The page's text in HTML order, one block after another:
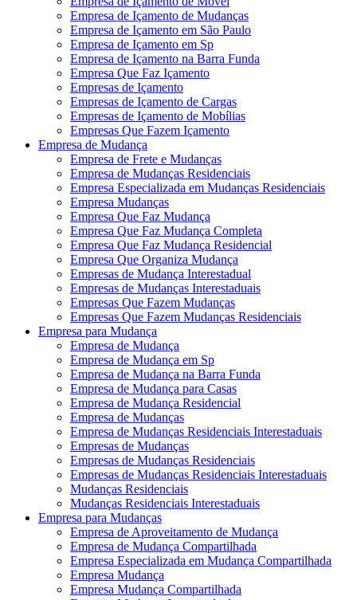
Empresa de Içamento de Mudanças
Empresa de Içamento em São Paulo
Empresa de Içamento em Sp
Empresa de Içamento na Barra Funda
Empresa Que Faz Içamento
Empresas de Içamento
Empresas de Içamento de Cargas
Empresas de Içamento de Mobílias
Empresas Que Fazem Içamento
Empresa de Mudança
Empresa de Frete e Mudanças
Empresa de Mudanças Residenciais
Empresa Especializada em Mudanças Residenciais
Empresa Mudanças
Empresa Que Faz Mudança
Empresa Que Faz Mudança Completa
Empresa Que Faz Mudança Residencial
Empresa Que Organiza Mudança
Empresas de Mudança Interestadual
Empresas de Mudanças Interestaduais
Empresas Que Fazem Mudanças
Empresas Que Fazem Mudanças Residenciais
Empresa para Mudança
Empresa de Mudança
Empresa de Mudança em Sp
Empresa de Mudança na Barra Funda
Empresa de Mudança para Casas
Empresa de Mudança Residencial
Empresa de Mudanças
Empresa de Mudanças Residenciais Interestaduais
Empresas de Mudanças
Empresas de Mudanças Residenciais
Empresas de Mudanças Residenciais Interestaduais
Mudanças Residenciais
Mudanças Residenciais Interestaduais
Empresa para Mudanças
Empresa de Aproveitamento de Mudança
Empresa de Mudança Compartilhada
Empresa Especializada em Mudança Compartilhada
Empresa Mudança
Empresa Mudança Compartilhada